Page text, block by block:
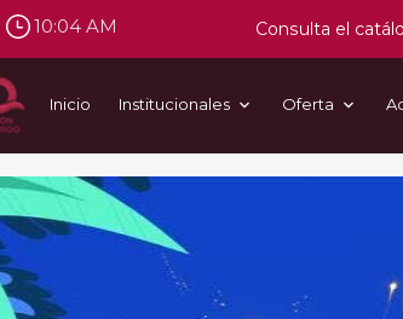
10:04 AM Consulta el
Inicio Institucionales Oferta